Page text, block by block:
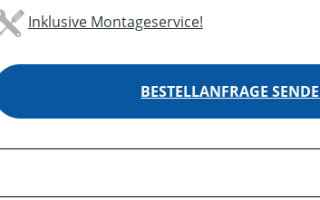
Inklusive Montageservice!
BESTELLANFRAGE